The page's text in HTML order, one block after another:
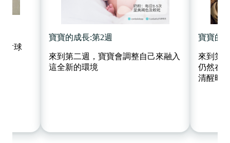
射球
寶寶的成長:第2週
來到第二週，寶寶會調整自己來融入
這全新的環境
寶寶的
來到第
仍然在
清醒時